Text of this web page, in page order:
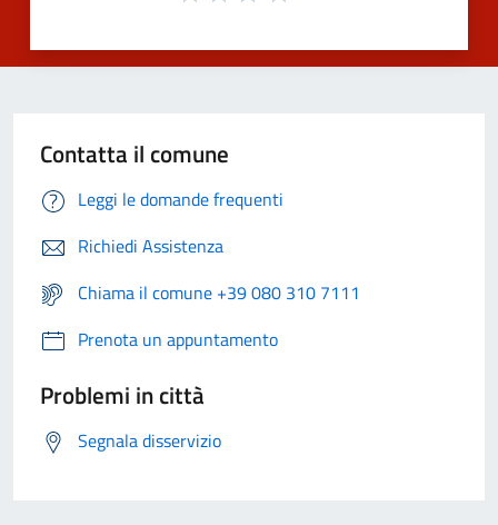
Contatta il comune
Leggi le domande frequenti
Richiedi Assistenza
Chiama il comune +39 080 310 7111
Prenota un appuntamento
Problemi in città
Segnala disservizio